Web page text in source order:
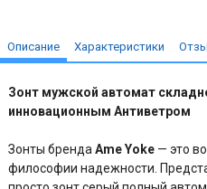
Описание
Зонт мужской автомат
инновационным Антиветром
Зонты брендаAme Yoke — это
философии надежности.
Характеристики